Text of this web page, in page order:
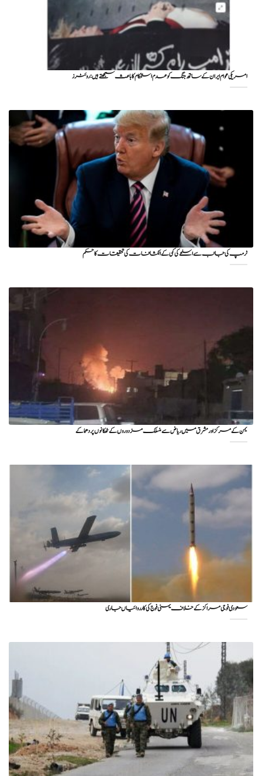
امریکی عوام ایران کے ساتھ جنگ کو عدم استحکام کا باعث سمجھتے ہیں: روئٹرز
ٹرمپ کی جانب سے اسلحے کی کمی کے انکشافات کی تحقیقات کا حکم
یمن کے مرکز اور مشرق میں ریاض سے منسلک مزدوروں کے ٹھکانوں پر دھماکے
سعودی فوجی مراکز کے خلاف یمنی فوج کی کارروائیاں جاری